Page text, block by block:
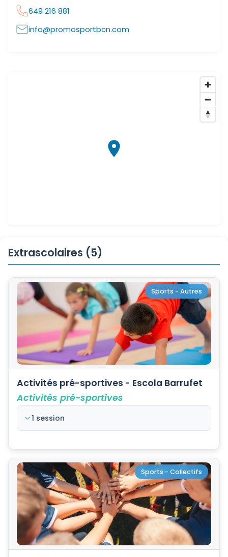
649 216 881
info@promosportbcn.com
Extrascolaires (5)
Sports - Autres
Activités pré-sportives - Escola Barrufet
Activités pré-sportives
1 session
Sports - Collectifs